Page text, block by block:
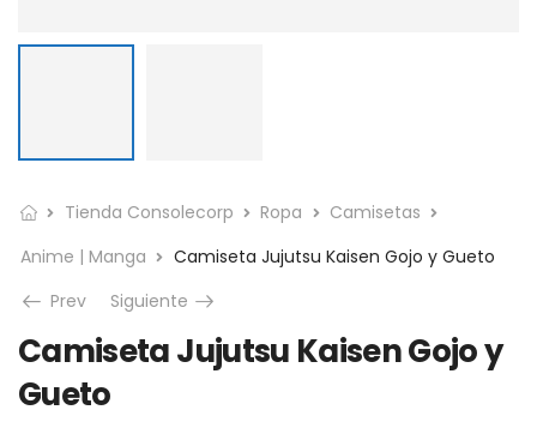
Tienda Consolecorp Ropa
Camisetas
Anime | Manga
Camiseta Jujutsu Kaisen Gojo y Gueto
Prev
Siguiente
Camiseta Jujutsu Kaisen Gojo y
Gueto